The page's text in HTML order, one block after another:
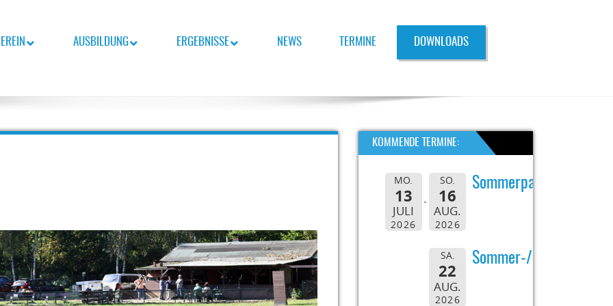
E.V.
Team.
AUSBILDUNG ERGEBNISSE NEWS TERMINE DOWNLOADS
KOMMENDE TERMINE:
MO.
13
JULI
2026
SO.
16
AUG.
2026
Sommerpause
SA.
22
AUG.
2026
Sommer-/Grillfest